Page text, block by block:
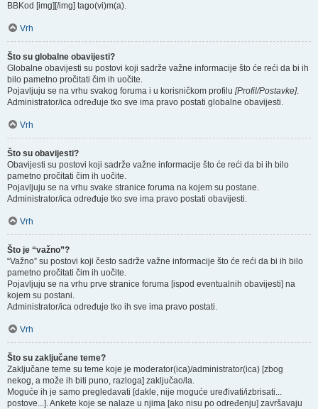
BBKod [img][/img] tago(vi)m(a).
Vrh
Što su globalne obavijesti?
Globalne obavijesti su postovi koji sadrže važne informacije što će reći da bi ih
bilo pametno pročitati čim ih uočite.
Pojavljuju se na vrhu svakog foruma i u korisničkom profilu [Profil/Postavke].
Administrator/ica određuje tko sve ima pravo postati globalne obavijesti.
Vrh
Što su obavijesti?
Obavijesti su postovi koji sadrže važne informacije što će reći da bi ih bilo
pametno pročitati čim ih uočite.
Pojavljuju se na vrhu svake stranice foruma na kojem su postane.
Administrator/ica određuje tko sve ima pravo postati obavijesti.
Vrh
Što je “važno”?
“Važno” su postovi koji često sadrže važne informacije što će reći da bi ih bilo
pametno pročitati čim ih uočite.
Pojavljuju se na vrhu prve stranice foruma [ispod eventualnih obavijesti] na
kojem su postani.
Administrator/ica određuje tko ih sve ima pravo postati.
Vrh
Što su zaključane teme?
Zaključane teme su teme koje je moderator(ica)/administrator(ica) [zbog
nekog, a može ih biti puno, razloga] zaključao/la.
Moguće ih je samo pregledavati [dakle, nije moguće uređivati/izbrisati...
postove...]. Ankete koje se nalaze u njima [ako nisu po određenju] završavaju